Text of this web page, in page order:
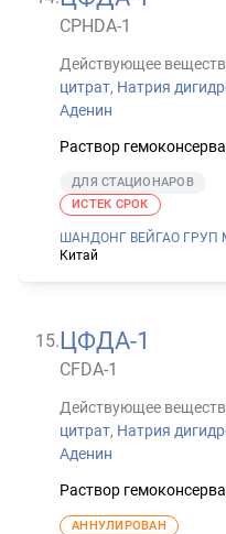
CPHDA-1
Действующее
цитрат, Натрия
Аденин
Раствор
ДЛЯ СТАЦИОНАРОВ
ШАНДОНГ ВЕЙГАО ГРУП
Китай
ИСТЕК СРОК
15.ЦФДА-1
CFDA-1
Действующее
цитрат, Натрия
Аденин
Раствор
АННУЛИРОВАН